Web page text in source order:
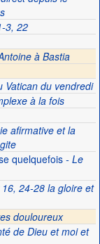
3, 22
à Bastia
du vendredi
à la fois
afirmative et la
quelquefois- Le
24-28 la gloire et
douloureux
de Dieu et moi et